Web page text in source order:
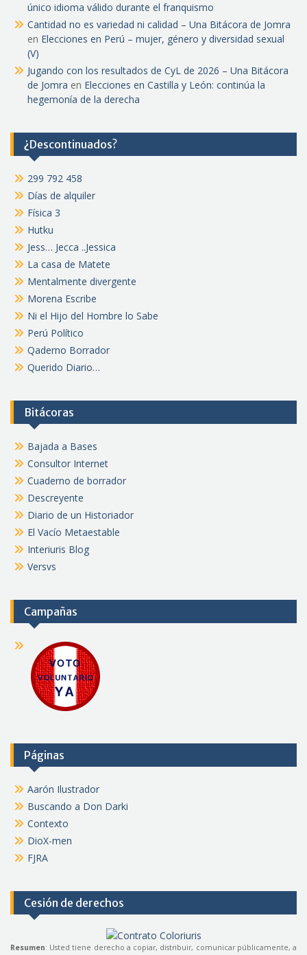
único idioma válido durante el franquismo
Cantidad no es variedad ni calidad – Una Bitácora de Jomra
en Elecciones en Perú – mujer, género y diversidad sexual
(V)
Jugando con los resultados de CyL de 2026 – Una Bitácora
de Jomra en Elecciones en Castilla y León: continúa la
hegemonía de la derecha
¿Descontinuados?
299 792 458
Días de alquiler
Física 3
Hutku
Jess… Jecca ..Jessica
La casa de Matete
Mentalmente divergente
Morena Escribe
Ni el Hijo del Hombre lo Sabe
Perú Político
Qaderno Borrador
Querido Diario…
Bitácoras
Bajada a Bases
Consultor Internet
Cuaderno de borrador
Descreyente
Diario de un Historiador
El Vacío Metaestable
Interiuris Blog
Versvs
Campañas
Páginas
Aarón Ilustrador
Buscando a Don Darki
Contexto
DioX-men
FJRA
Cesión de derechos
Resumen: Usted tiene derecho a copiar, distribuir, comunicar públicamente, a